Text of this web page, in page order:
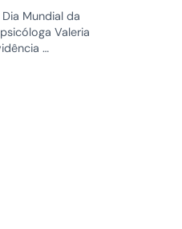
Mundial da
Valeria
…